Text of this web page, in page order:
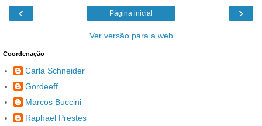
‹ ›
Página inicial
Ver versão para a web
Coordenação
Carla Schneider
Gordeeff
Marcos Buccini
Raphael Prestes